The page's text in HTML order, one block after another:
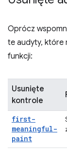
Oprócz
te audyty, które
funkcji:
Usunięte
kontrole
first-
meaningful-
paint